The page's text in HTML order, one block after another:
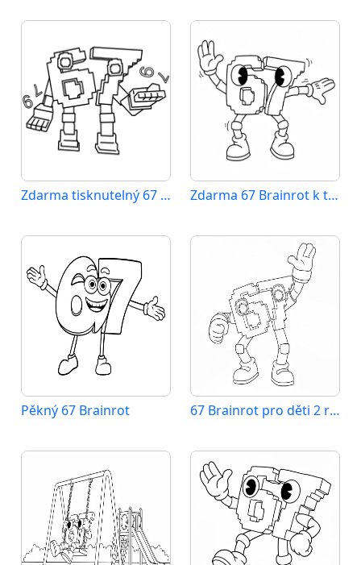
Zdarma tisknutelný 67 Brainrot Zdarma 67 Brainrot k tisku
Pěkný 67 Brainrot 67 Brainrot pro děti 2 roky